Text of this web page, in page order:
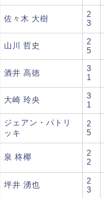
佐々木 大樹
2
3
山川 哲史
2
5
酒井 高徳
3
1
大崎 玲央
3
1
ジェアン・パトリ
ッキ
2
5
泉 柊椰
2
2
坪井 湧也
2
3